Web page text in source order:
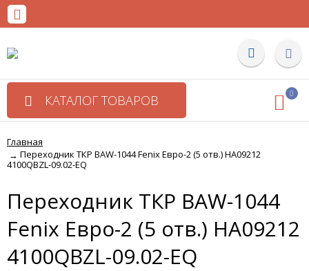
КАТАЛОГ ТОВАРОВ 0
Главная
→ Переходник ТКР BAW-1044 Fenix Евро-2 (5 отв.) HA09212
4100QBZL-09.02-EQ
Переходник ТКР BAW-1044
Fenix Евро-2 (5 отв.) HA09212
4100QBZL-09.02-EQ